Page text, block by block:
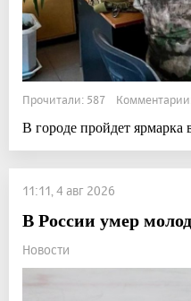
Прочитали: 587
В городе пройдет ярмарка
11:11, 4 авг 2026
В России умер
Новости